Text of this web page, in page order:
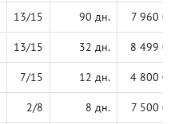
13/15 90 дн. 7 960
13/15 32 дн. 8 499
7/15 12 дн. 4 800
2/8 8 дн. 7 500